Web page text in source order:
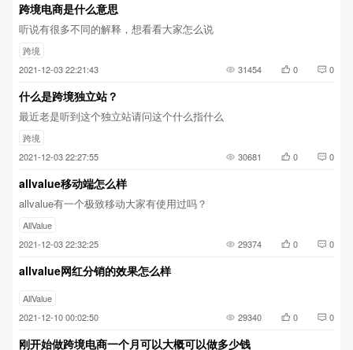
跨境电商是什么意思
听说有很多不同的解释，想看看大家怎么说
跨境
2021-12-03 22:21:43
31454 0 0
什么是跨境独立站？
最近老是听到这个独立站请问这个什么指什么
跨境
2021-12-03 22:27:55
30681 0 0
allvalue移动端怎么样
allvalue有一个极致移动大家有使用过吗？
AllValue
2021-12-03 22:32:25
29374 0 0
allvalue网红分销的效果怎么样
AllValue
2021-12-10 00:02:50
29340 0 0
刚开始做跨境电商一个月可以大概可以做多少钱